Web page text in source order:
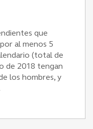
que
al menos 5
(total de
de 2018 tengan
los hombres, y